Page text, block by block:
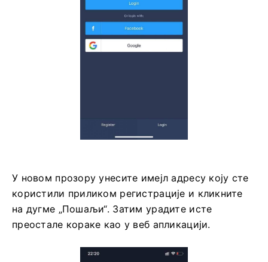
У новом прозору унесите имејл адресу коју сте
користили приликом регистрације и кликните
на дугме „Пошаљи“. Затим урадите исте
преостале кораке као у веб апликацији.